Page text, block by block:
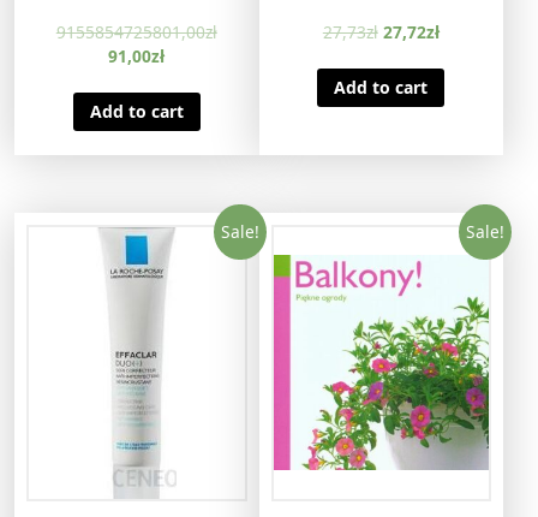
9155854725801,00zł
91,00zł
Add to cart
27,73zł 27,72zł
Add to cart
Sale! Sale!